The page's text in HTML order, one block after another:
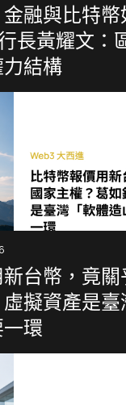
融與比特幣
長黃耀文：
結構
台幣，竟
擬資產是
環